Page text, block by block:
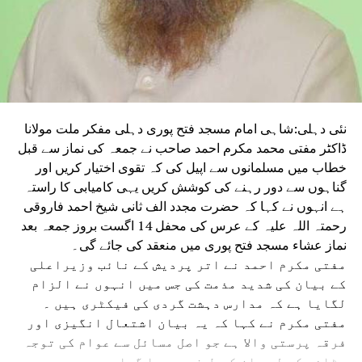
ملازمین سے بھی پوچھ گچھ کر رہی ہے۔ اگر چوری اتنے
سالوں سے جاری تھی تو یہ نچلے درجے کے ملازمین کسی
اعلیٰ عہدے دار کی مرضی کے بغیر نہیں کر سکتے تھے۔
ہدیہ کی چوری عروج پر پہنچ گئی ہوگی۔ اس لیے اعلیٰ
عہدے داروں کو تحفظ فراہم کیا جا رہا ہے، جب کہ
اگر یہ لوگ واقعی اصلی چوروں کو پکڑنا چاہتے ہیں
تو اس کیس کو سی بی آئی یا ای ڈی کے حوالے کیوں
نہیں کیا جا رہا؟ آج ہر ہندو پوچھنا چاہتا ہے کہ
یہ کیس ابھی تک ای ڈی یا سی بی آئی کو کیوں نہیں
سونپا گیا؟ ایف آئی آر درج کیوں نہیں ہوئی؟
RELATED TOPICS:
UP
نئی دہلی:شاہی امام مسجد فتح پوری دہلی مفکر ملت مولانا
ڈاکٹر مفتی محمد مکرم احمد صاحب نے جمعہ کی نماز سے قبل
خطاب میں مسلمانوں سے اپیل کی کہ تقوی اختیار کریں اور
گناہوں سے دور رہنے کی کوشش کریں یہی کامیابی کا راستہ
ہے انہوں نے کہا کہ حضرت مجدد الف ثانی شیخ احمد فاروقی
رحمتہ اللہ علیہ کے عرس کی محفل 14 اگست بروز جمعہ بعد
نماز عشاء مسجد فتح پوری میں منعقد کی جائے گی۔
مفتی مکرم احمد نے اتر پردیش کے نائب وزیراعلی
کے بیان کی شدید مذمت کی جس میں انہوں نے الزام
لگایا ہے کہ مدارس دہشت گردی کی فیکٹری ہیں ۔
مفتی مکرم نے کہا کہ یہ بیان اشتعال انگیزی اور
فرقہ پرستی والا ہے جو اصل مسائل سے عوام کی توجہ